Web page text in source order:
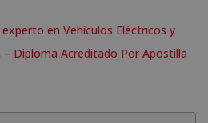
en Vehículos Eléctricos y
– Diploma Acreditado Por Apostilla